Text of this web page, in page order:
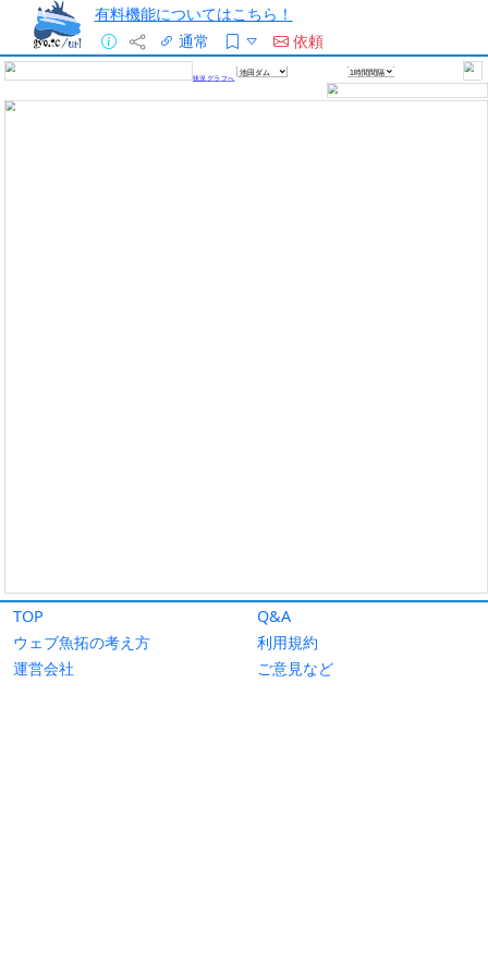
有料機能についてはこちら！
通常
依頼
TOP
Q&A
ウェブ魚拓の考え方
利用規約
運営会社
ご意見など